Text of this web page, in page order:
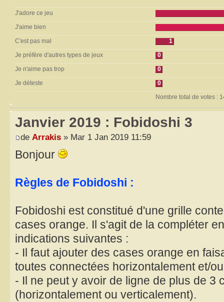
J'adore ce jeu
J'aime bien
C'est pas mal
1
Je préfère d'autres types de jeux
0
Je n'aime pas trop
0
Je déteste
0
Nombre total de votes :
Janvier 2019 : Fobidoshi 3
de Arrakis » Mar 1 Jan 2019 11:59
Bonjour
Règles de Fobidoshi :
Fobidoshi est constitué d'une grille
cases orange. Il s'agit de la compléter
indications suivantes :
- Il faut ajouter des cases orange en
toutes connectées horizontalement et/
- Il ne peut y avoir de ligne de plus de 3
(horizontalement ou verticalement).